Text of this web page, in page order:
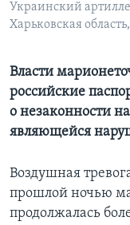
Языки
Украинский
Харьковская
Власти
российские
о незаконности
являющейся
Воздушная
прошлой ночью
продолжалась